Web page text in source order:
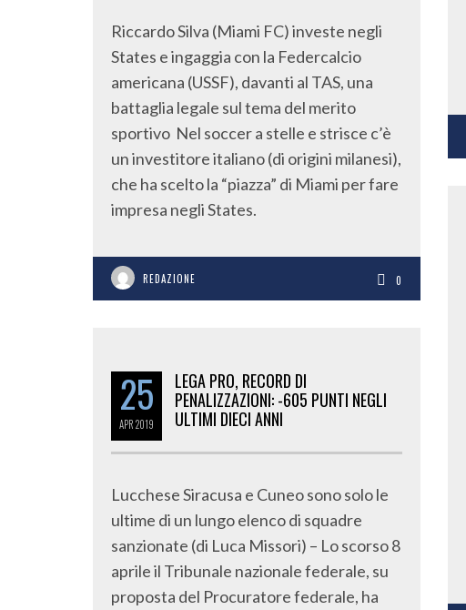
Riccardo Silva (Miami FC) investe negli
States e ingaggia con la Federcalcio
americana (USSF), davanti al TAS, una
battaglia legale sul tema del merito
sportivo Nel soccer a stelle e strisce c’è
un investitore italiano (di origini milanesi),
che ha scelto la “piazza” di Miami per fare
impresa negli States.
REDAZIONE 0
25
APR2019
LEGA PRO, RECORD DI
PENALIZZAZIONI: -605 PUNTI NEGLI
ULTIMI DIECI ANNI
Lucchese Siracusa e Cuneo sono solo le
ultime di un lungo elenco di squadre
sanzionate (di Luca Missori) – Lo scorso 8
aprile il Tribunale nazionale federale, su
proposta del Procuratore federale, ha